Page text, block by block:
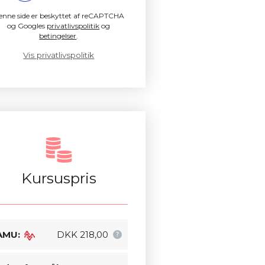
side er beskyttet af reCAPTCHA
og Googles privatlivspolitik og
betingelser.
Vis privatlivspolitik
Kursuspris
DKK 218,00